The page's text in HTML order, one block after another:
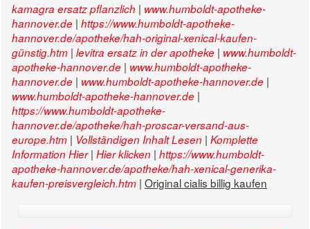
kamagra ersatz pflanzlich | www.humboldt-apotheke-
hannover.de | https://www.humboldt-apotheke-
hannover.de/apotheke/hah-original-xenical-kaufen-
günstig.htm | levitra ersatz in der apotheke | www.humboldt-
apotheke-hannover.de | www.humboldt-apotheke-
hannover.de | www.humboldt-apotheke-hannover.de |
www.humboldt-apotheke-hannover.de |
https://www.humboldt-apotheke-
hannover.de/apotheke/hah-proscar-versand-aus-
europe.htm | Vollständigen Inhalt Lesen | Komplette
Information Hier| Hier klicken | https://www.humboldt-
apotheke-hannover.de/apotheke/hah-xenical-generika-
kaufen-preisvergleich.htm | Original cialis billig kaufen